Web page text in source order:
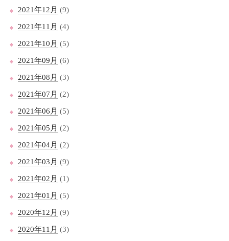
2021年12月 (9)
2021年11月 (4)
2021年10月 (5)
2021年09月 (6)
2021年08月 (3)
2021年07月 (2)
2021年06月 (5)
2021年05月 (2)
2021年04月 (2)
2021年03月 (9)
2021年02月 (1)
2021年01月 (5)
2020年12月 (9)
2020年11月 (3)